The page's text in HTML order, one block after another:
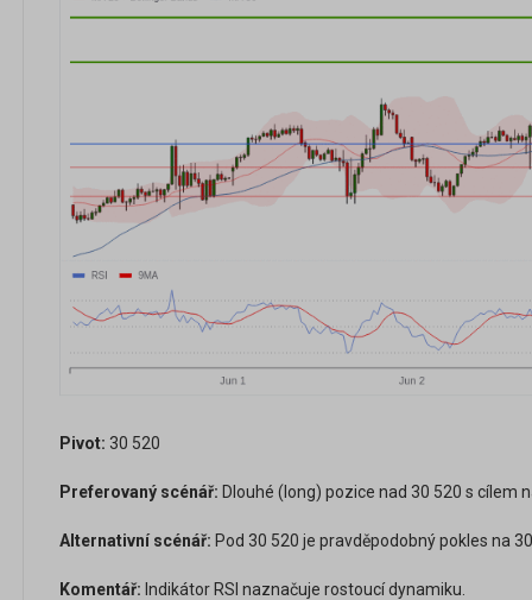
Pivot: 30 520
Preferovaný scénář: Dlouhé (long) pozice nad 30 520 s cílem
Alternativní scénář: Pod 30 520 je pravděpodobný pokles na
Komentář: Indikátor RSI naznačuje rostoucí dynamiku.